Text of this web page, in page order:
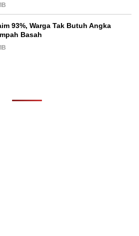
93%, Warga Tak Butuh Angka
Basah